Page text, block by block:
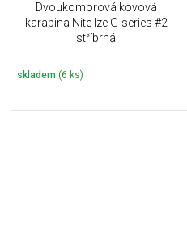
Dvoukomorová kovová
karabina Nite Ize G-series #2
stříbrná
skladem (6 ks)